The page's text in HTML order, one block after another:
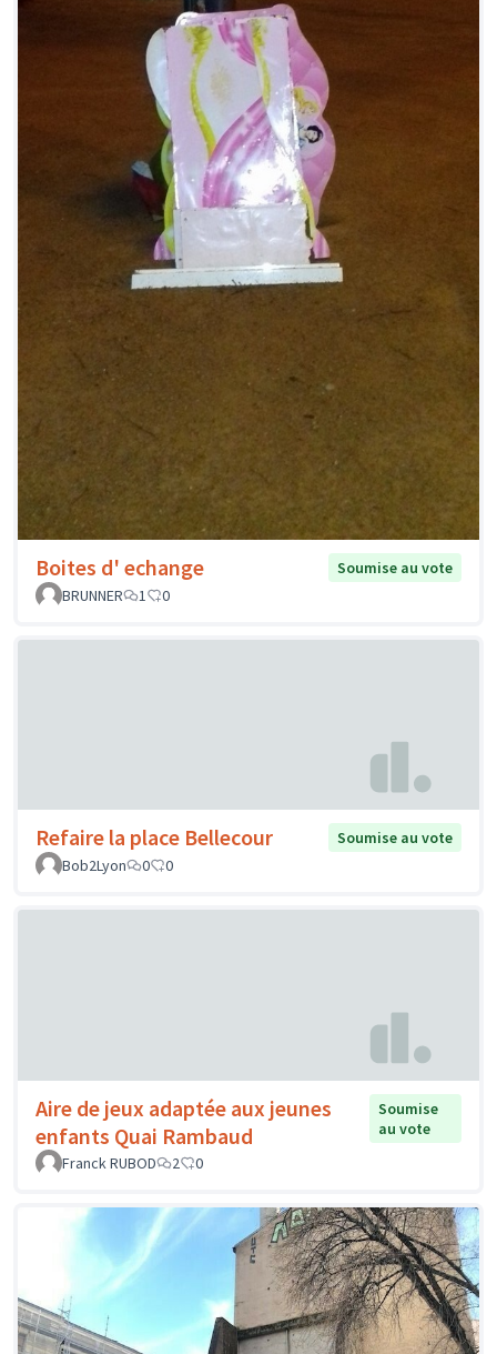
Boites d' echange
Soumise au vote
BRUNNER
1 0
Refaire la place Bellecour
Soumise au vote
Bob2Lyon
0 0
Aire de jeux adaptée aux jeunes
enfants Quai Rambaud
Soumise
au vote
Franck RUBOD
2 0